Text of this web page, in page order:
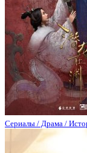
Сериалы / Драма /